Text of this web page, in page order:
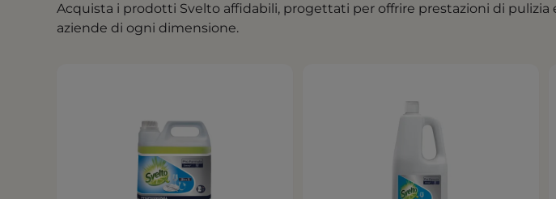
Acquista i prodotti Svelto affidabili, progettati per offrire prestazioni di pulizia
aziende di ogni dimensione.